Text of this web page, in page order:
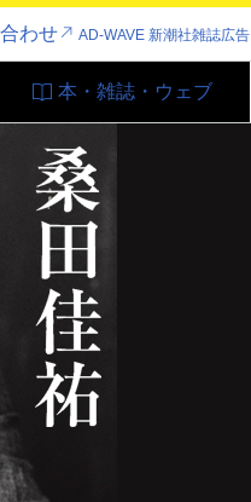
わせ AD-WAVE 新潮社雑誌広告
本・雑誌・ウェブ